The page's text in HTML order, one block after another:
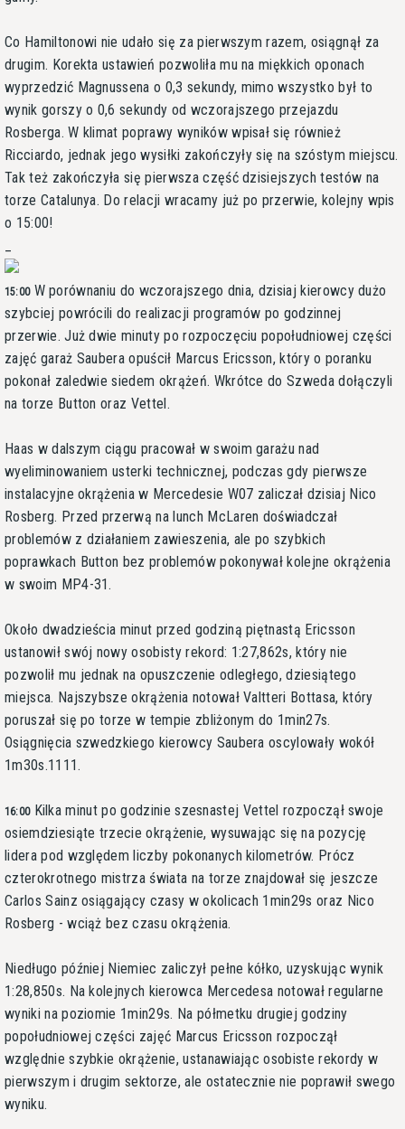
Co Hamiltonowi nie udało się za pierwszym razem, osiągnął za
drugim. Korekta ustawień pozwoliła mu na miękkich oponach
wyprzedzić Magnussena o 0,3 sekundy, mimo wszystko był to
wynik gorszy o 0,6 sekundy od wczorajszego przejazdu
Rosberga. W klimat poprawy wyników wpisał się również
Ricciardo, jednak jego wysiłki zakończyły się na szóstym miejscu.
Tak też zakończyła się pierwsza część dzisiejszych testów na
torze Catalunya. Do relacji wracamy już po przerwie, kolejny wpis
o 15:00!
15:00W porównaniu do wczorajszego dnia, dzisiaj kierowcy dużo
szybciej powrócili do realizacji programów po godzinnej
przerwie. Już dwie minuty po rozpoczęciu popołudniowej części
zajęć garaż Saubera opuścił Marcus Ericsson, który o poranku
pokonał zaledwie siedem okrążeń. Wkrótce do Szweda dołączyli
na torze Button oraz Vettel.
Haas w dalszym ciągu pracował w swoim garażu nad
wyeliminowaniem usterki technicznej, podczas gdy pierwsze
instalacyjne okrążenia w Mercedesie W07 zaliczał dzisiaj Nico
Rosberg. Przed przerwą na lunch McLaren doświadczał
problemów z działaniem zawieszenia, ale po szybkich
poprawkach Button bez problemów pokonywał kolejne okrążenia
w swoim MP4-31.
Około dwadzieścia minut przed godziną piętnastą Ericsson
ustanowił swój nowy osobisty rekord: 1:27,862s, który nie
pozwolił mu jednak na opuszczenie odległego, dziesiątego
miejsca. Najszybsze okrążenia notował Valtteri Bottasa, który
poruszał się po torze w tempie zbliżonym do 1min27s.
Osiągnięcia szwedzkiego kierowcy Saubera oscylowały wokół
1m30s.1111.
16:00Kilka minut po godzinie szesnastej Vettel rozpoczął swoje
osiemdziesiąte trzecie okrążenie, wysuwając się na pozycję
lidera pod względem liczby pokonanych kilometrów. Prócz
czterokrotnego mistrza świata na torze znajdował się jeszcze
Carlos Sainz osiągający czasy w okolicach 1min29s oraz Nico
Rosberg - wciąż bez czasu okrążenia.
Niedługo później Niemiec zaliczył pełne kółko, uzyskując wynik
1:28,850s. Na kolejnych kierowca Mercedesa notował regularne
wyniki na poziomie 1min29s. Na półmetku drugiej godziny
popołudniowej części zajęć Marcus Ericsson rozpoczął
względnie szybkie okrążenie, ustanawiając osobiste rekordy w
pierwszym i drugim sektorze, ale ostatecznie nie poprawił swego
wyniku.